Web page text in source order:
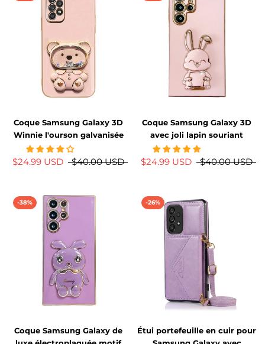
Coque Samsung Galaxy 3D
Winnie l'ourson galvanisée
$24.99 USD $40.00 USD
Coque Samsung Galaxy 3D
avec joli lapin souriant
$24.99 USD $40.00 USD
-38%
Coque Samsung Galaxy de
-26%
Étui portefeuille en cuir pour